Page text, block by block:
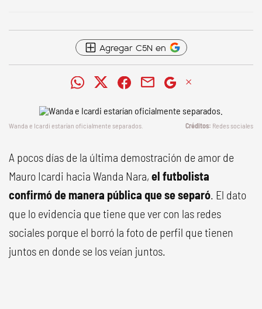
Agregar C5N en
Wanda e Icardi estarían oficialmente separados. Redes sociales
A pocos días de la última demostración de amor de
Mauro Icardi hacia Wanda Nara, el futbolista
confirmó de manera pública que se separó. El dato
que lo evidencia que tiene que ver con las redes
sociales porque el borró la foto de perfil que tienen
juntos en donde se los veían juntos.